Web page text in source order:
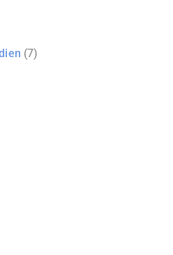
(7)